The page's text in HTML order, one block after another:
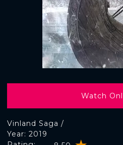
Vinland Saga /
Year: 2019
Watch